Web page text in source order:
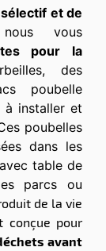
et de
vous
pour la
des
poubelle
à installer et
poubelles
dans les
table de
parcs ou
de la vie
conçue pour
avant